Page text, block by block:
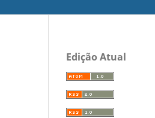
Edição Atual